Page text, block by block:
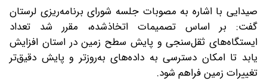
صیدایی با اشاره به مصوبات جلسه شورای برنامه‌ریزی لرستان
گفت: بر اساس تصمیمات اتخاذشده، مقرر شد تعداد
ایستگاه‌های ثقل‌سنجی و پایش سطح زمین در استان افزایش
یابد تا امکان دسترسی به داده‌های به‌روزتر و پایش دقیق‌تر
تغییرات زمین فراهم شود.